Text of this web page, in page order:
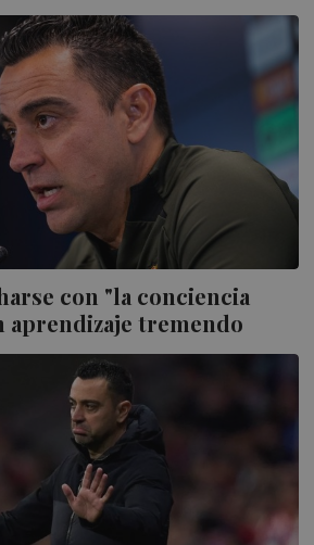
con "la conciencia
aprendizaje tremendo